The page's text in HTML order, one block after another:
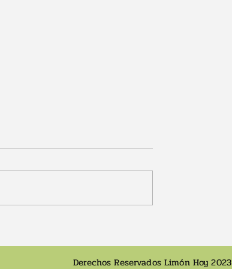
Derechos Reservados Limón Hoy 2023